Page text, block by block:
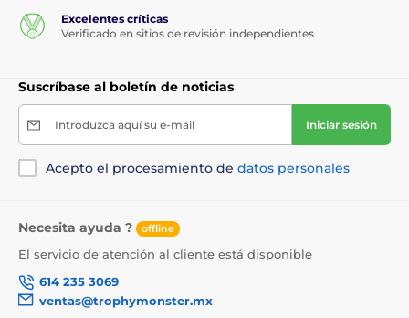
Excelentes críticas
Verificado en sitios de revisión independientes
Suscríbase al boletín de noticias
Introduzca aquí su e-mail Iniciar sesión
Acepto el procesamiento de datos personales
Necesita ayuda ? offline
El servicio de atención al cliente está disponible
614 235 3069
ventas@trophymonster.mx